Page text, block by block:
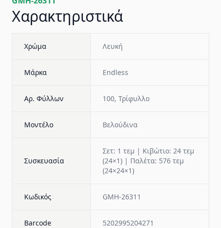
Χαρακτηριστικά
Χρώμα Λευκή
Μάρκα Endless
Αρ. Φύλλων 100, Τρίφυλλο
Μοντέλο Βελούδινα
Συσκευασία
Σετ: 1 τεμ | Κιβώτιο: 24 τεμ
(24×1) | Παλέτα: 576 τεμ
(24×24×1)
Κωδικός GMH-26311
Barcode 5202995204271